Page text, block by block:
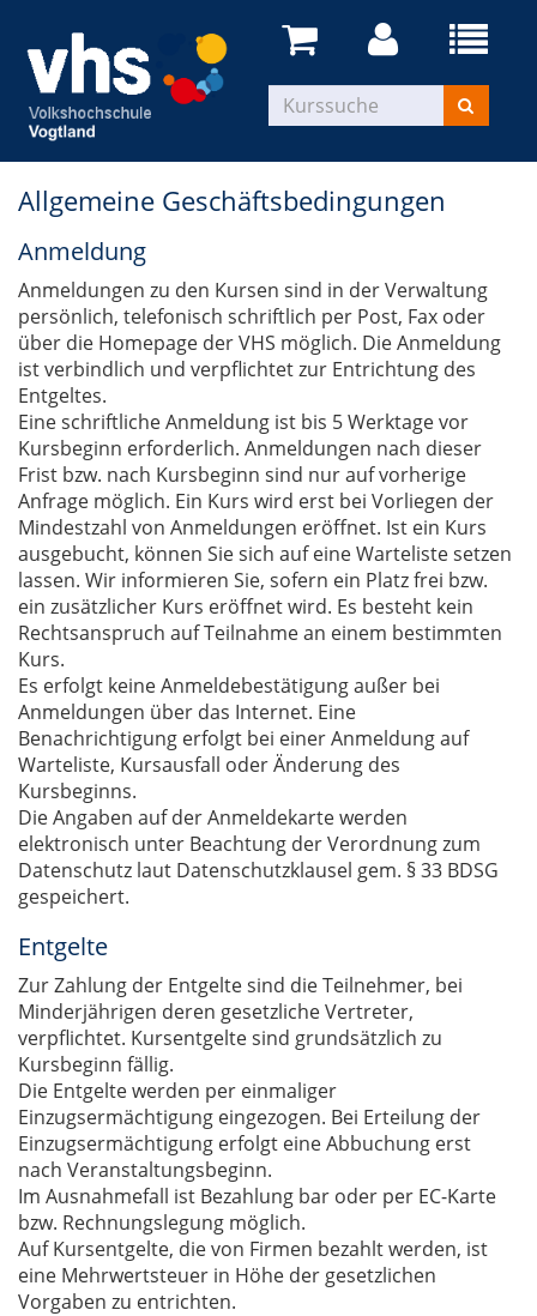
Allgemeine Geschäftsbedingungen
Anmeldung
Anmeldungen zu den Kursen sind in der Verwaltung
persönlich, telefonisch schriftlich per Post, Fax oder
über die Homepage der VHS möglich. Die Anmeldung
ist verbindlich und verpflichtet zur Entrichtung des
Entgeltes.
Eine schriftliche Anmeldung ist bis 5 Werktage vor
Kursbeginn erforderlich. Anmeldungen nach dieser
Frist bzw. nach Kursbeginn sind nur auf vorherige
Anfrage möglich. Ein Kurs wird erst bei Vorliegen der
Mindestzahl von Anmeldungen eröffnet. Ist ein Kurs
ausgebucht, können Sie sich auf eine Warteliste setzen
lassen. Wir informieren Sie, sofern ein Platz frei bzw.
ein zusätzlicher Kurs eröffnet wird. Es besteht kein
Rechtsanspruch auf Teilnahme an einem bestimmten
Kurs.
Es erfolgt keine Anmeldebestätigung außer bei
Anmeldungen über das Internet. Eine
Benachrichtigung erfolgt bei einer Anmeldung auf
Warteliste, Kursausfall oder Änderung des
Kursbeginns.
Die Angaben auf der Anmeldekarte werden
elektronisch unter Beachtung der Verordnung zum
Datenschutz laut Datenschutzklausel gem. § 33 BDSG
gespeichert.
Entgelte
Zur Zahlung der Entgelte sind die Teilnehmer, bei
Minderjährigen deren gesetzliche Vertreter,
verpflichtet. Kursentgelte sind grundsätzlich zu
Kursbeginn fällig.
Die Entgelte werden per einmaliger
Einzugsermächtigung eingezogen. Bei Erteilung der
Einzugsermächtigung erfolgt eine Abbuchung erst
nach Veranstaltungsbeginn.
Im Ausnahmefall ist Bezahlung bar oder per EC-Karte
bzw. Rechnungslegung möglich.
Auf Kursentgelte, die von Firmen bezahlt werden, ist
eine Mehrwertsteuer in Höhe der gesetzlichen
Vorgaben zu entrichten.